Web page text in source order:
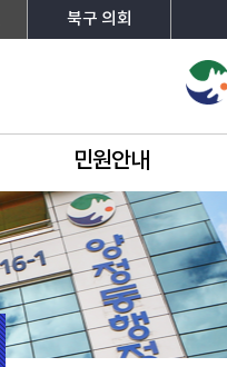
북구 의회
민원안내